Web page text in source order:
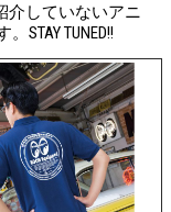
介していないアニ
STAY TUNED!!